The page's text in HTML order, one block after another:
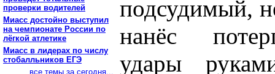
проверки водителей
Миасс достойно выступил
на чемпионате России по
лёгкой атлетике
Миасс в лидерах по числу
стобалльников ЕГЭ
все темы за сегодня...
подсудимый,
нанёс
удары